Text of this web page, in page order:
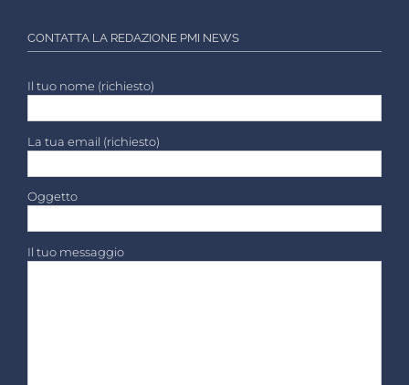
CONTATTA LA REDAZIONE PMI NEWS
Il tuo nome (richiesto)
La tua email (richiesto)
Oggetto
Il tuo messaggio